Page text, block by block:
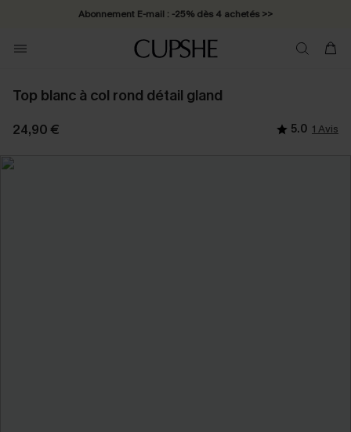
Abonnement E-mail : -25% dès 4 achetés >>
Top blanc à col rond détail gland
24,90 € 5.0 1 Avis